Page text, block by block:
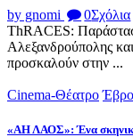
by gnomi 0Σχόλια
ThRACES:
Αλεξανδρούπολης
προσκαλούν στην ...
Cinema-Θέατρο
«ΑΗ ΛΑΟΣ»: Ένα σκηνικό